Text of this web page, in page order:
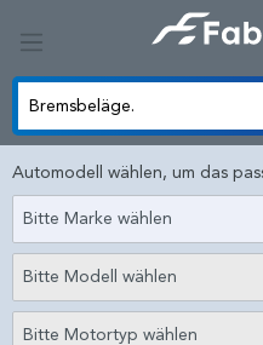
Automodell wählen, um das
Bitte Marke wählen
Bitte Modell wählen
Bitte Motortyp wählen